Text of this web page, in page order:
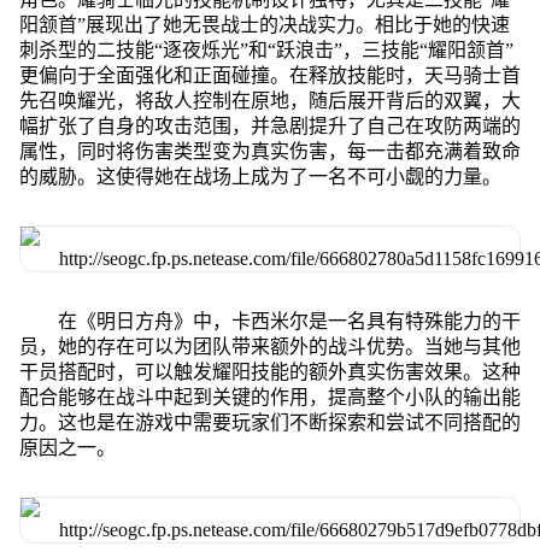
阳颔首”展现出了她无畏战士的决战实力。相比于她的快速
刺杀型的二技能“逐夜烁光”和“跃浪击”，三技能“耀阳颔首”
更偏向于全面强化和正面碰撞。在释放技能时，天马骑士首
先召唤耀光，将敌人控制在原地，随后展开背后的双翼，大
幅扩张了自身的攻击范围，并急剧提升了自己在攻防两端的
属性，同时将伤害类型变为真实伤害，每一击都充满着致命
的威胁。这使得她在战场上成为了一名不可小觑的力量。
在《明日方舟》中，卡西米尔是一名具有特殊能力的干
员，她的存在可以为团队带来额外的战斗优势。当她与其他
干员搭配时，可以触发耀阳技能的额外真实伤害效果。这种
配合能够在战斗中起到关键的作用，提高整个小队的输出能
力。这也是在游戏中需要玩家们不断探索和尝试不同搭配的
原因之一。